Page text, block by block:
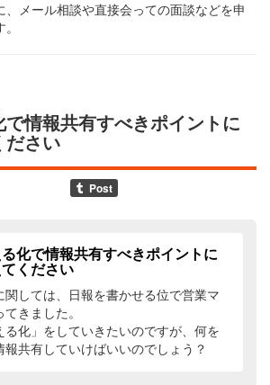
、メール相談や直接会っての面談などを申
情報共有すべきポイントに
ださい
化で情報共有すべきポイントに
ください
関しては、日報を書かせる位で営業マ
きました。
る化」をしていきたいのですが、何を
報共有していけばいいのでしょう？